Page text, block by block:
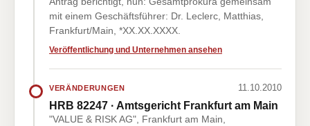
mit einem Geschäftsführer: Dr. Leclerc, Matthias,
Frankfurt/Main, *XX.XX.XXXX.
Veröffentlichung und Unternehmen ansehen
VERÄNDERUNGEN 11.10.2010
HRB 82247 · Amtsgericht Frankfurt am Main
"VALUE & RISK AG", Frankfurt am Main,